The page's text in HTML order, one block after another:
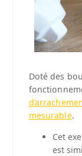
Doté des
mesurable.
Cet
est